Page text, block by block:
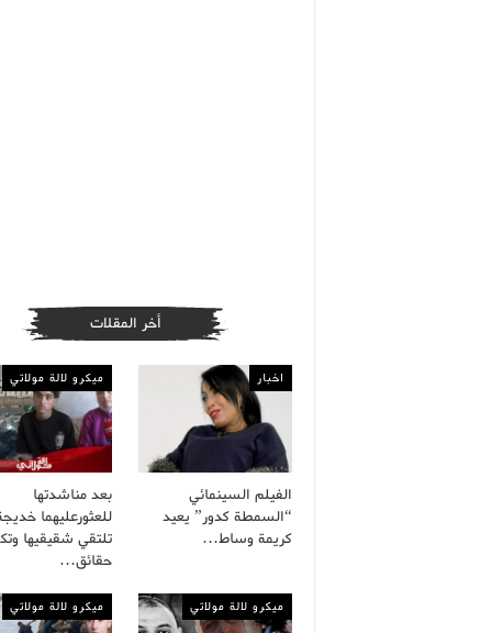
أخر المقلات
اخبار
الفيلم السينمائي
“السمطة كدور” يعيد
كريمة وساط…
ميكرو لالة مولاتي
بعد مناشدتها
للعثورعليهما
تلتقي شقيقيها
حقائق…
ميكرو لالة مولاتي ميكرو لالة مولاتي